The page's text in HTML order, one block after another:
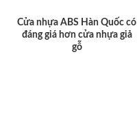
Cửa nhựa ABS Hàn Quốc có
đáng giá hơn cửa nhựa giả
gỗ